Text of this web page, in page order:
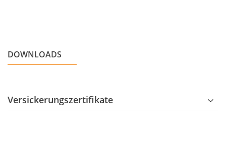
DOWNLOADS
Versickerungszertifikate